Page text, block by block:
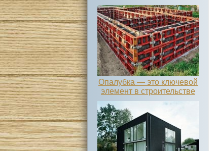
Опалубка — это ключевой
элемент в строительстве